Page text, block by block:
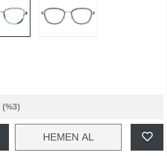
(%3)
HEMEN AL